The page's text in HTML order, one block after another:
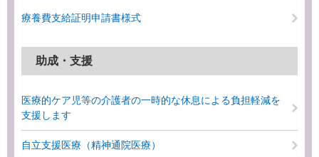
療養費支給証明申請書様式
助成・支援
医療的ケア児等の介護者の一時的な休息による負担軽減を
支援します
自立支援医療（精神通院医療）